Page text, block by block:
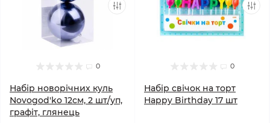
0
Набір новорічних куль
Novogod'ko 12см, 2 шт/уп,
графіт, глянець
0
Набір свічок на торт
Happy Birthday 17 шт